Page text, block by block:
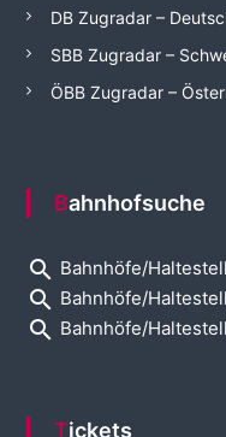
DB Zugradar –
SBB Zugradar –
ÖBB Zugradar –
Bahnhofsuche
search Bahnhöfe/
search Bahnhöfe/
search Bahnhöfe/
Tickets